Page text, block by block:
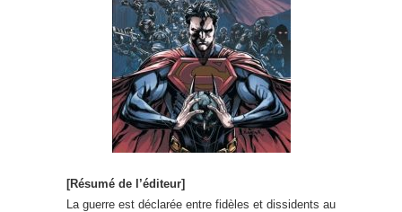
[Résumé de l’éditeur]
La guerre est déclarée entre fidèles et dissidents au